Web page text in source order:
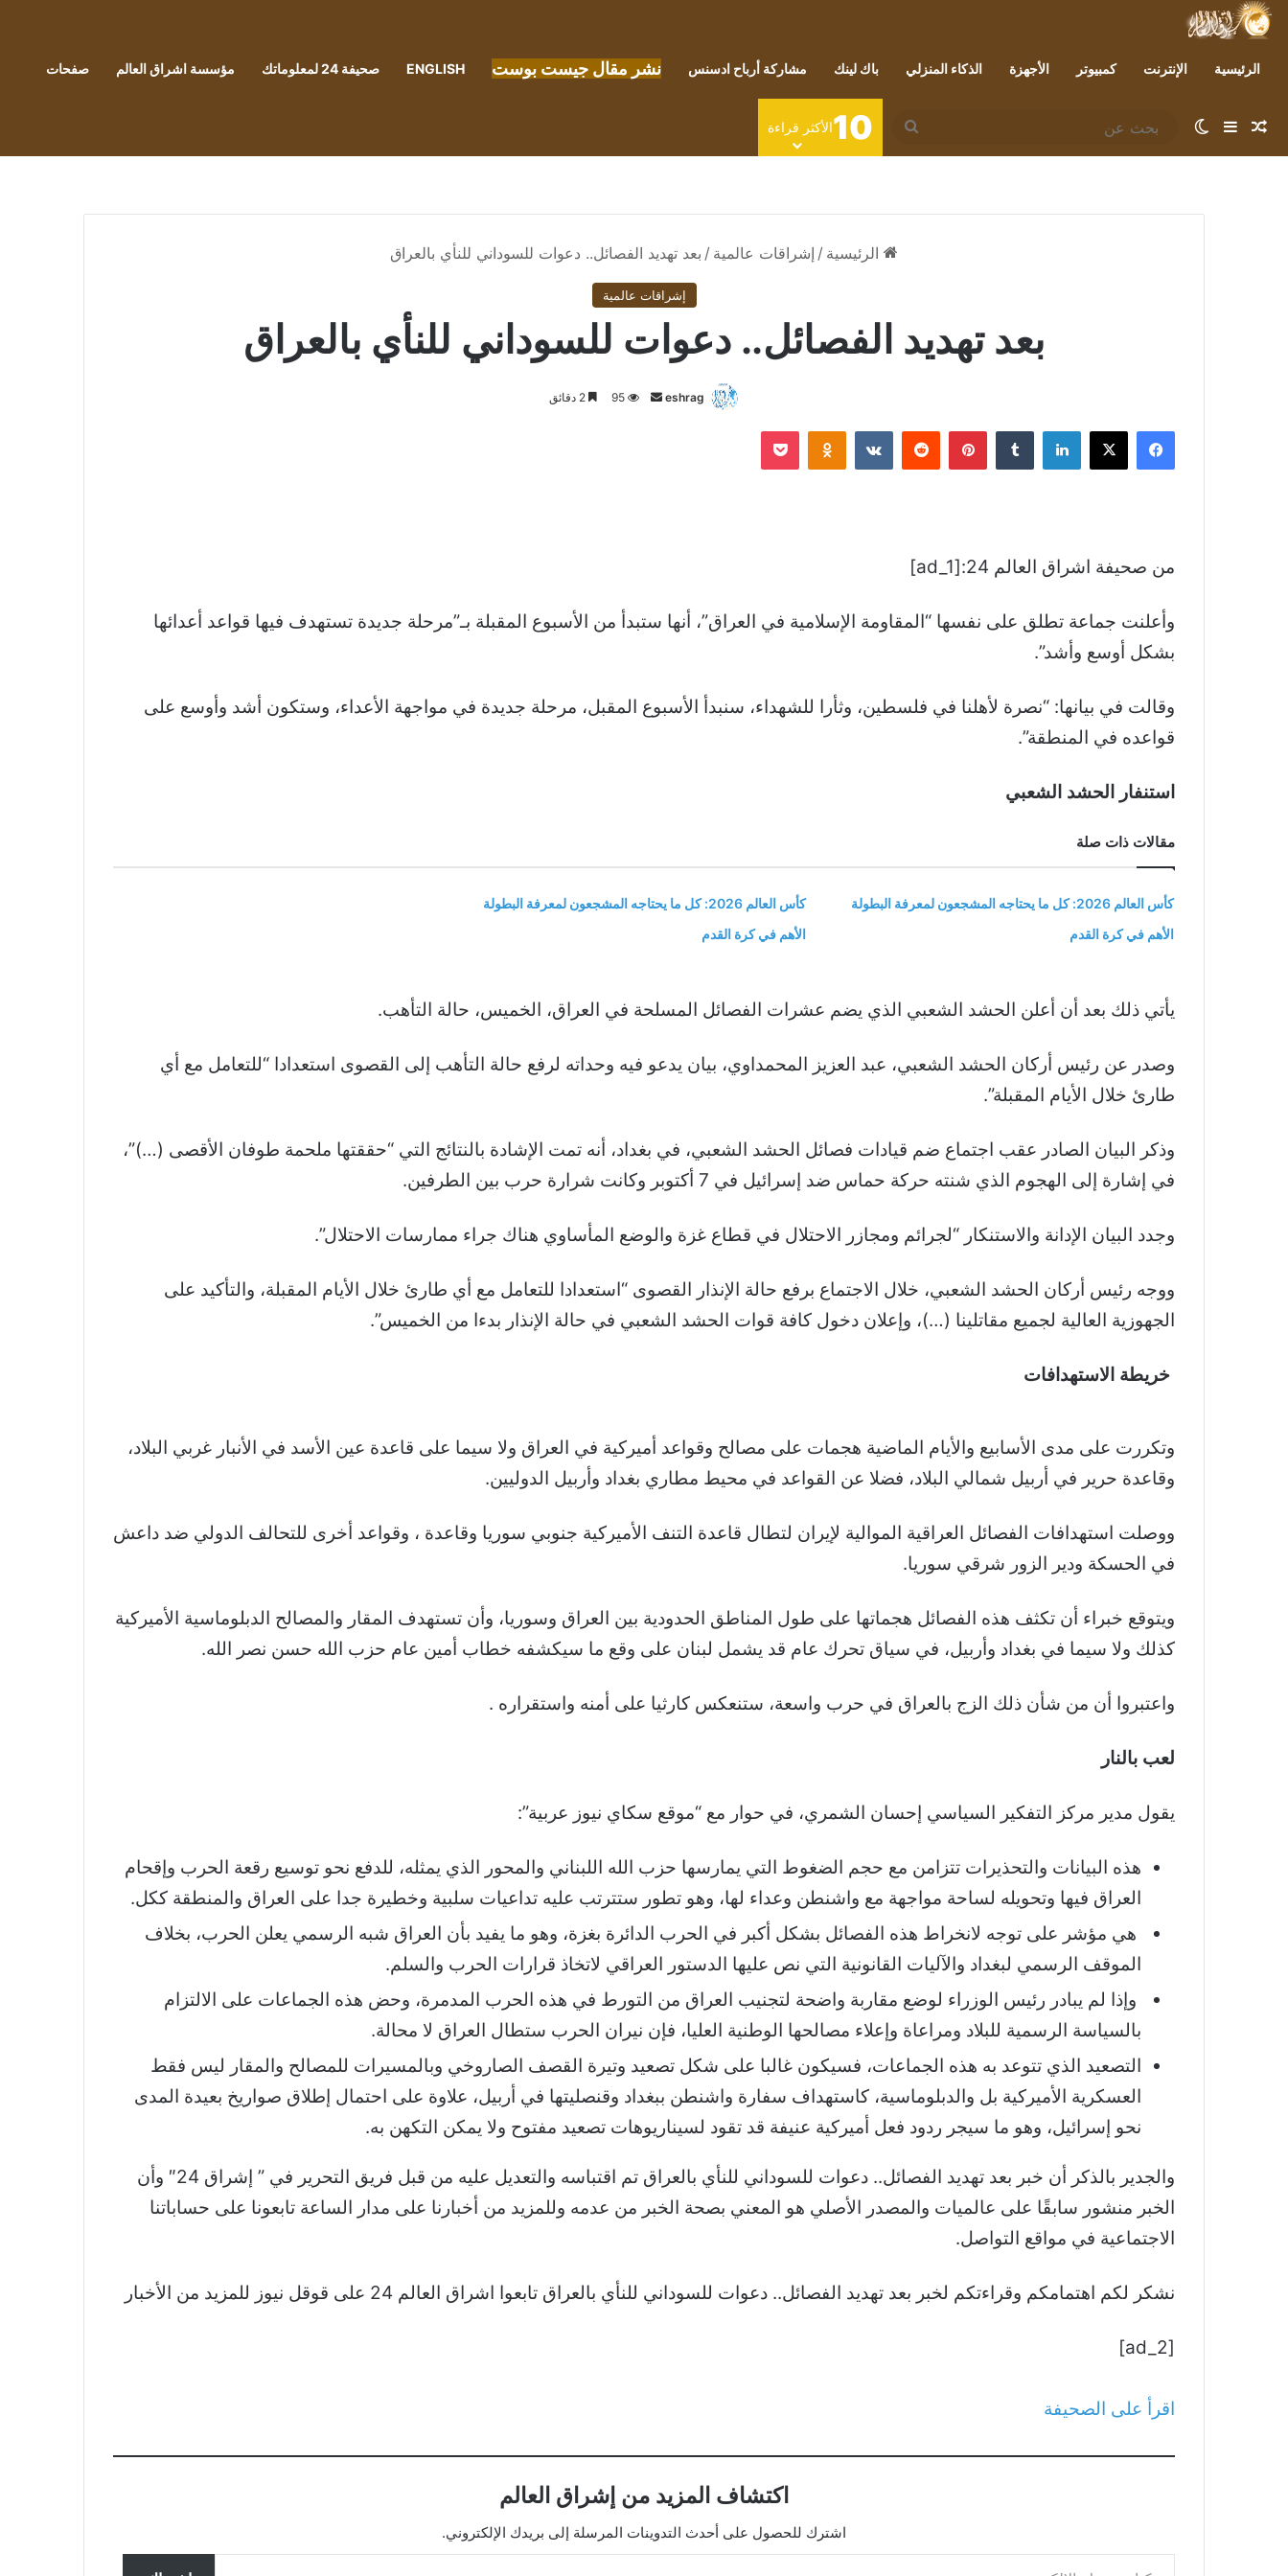
الرئيسية الإنترنت كمبيوتر الأجهزة الذكاء المنزلي باك لينك مشاركة أرباح ادسنس نشر مقال جيست بوست ENGLISH صحيفة 24 لمعلوماتك مؤسسة اشراق العالم صفحات
مقال عشوائي
إضافة عمود جانبي
الوضع المظلم
بحث
عن
10الأكثر قراءة
الرئيسية / إشراقات عالمية / بعد تهديد الفصائل.. دعوات للسوداني للنأي بالعراق
إشراقات عالمية
بعد تهديد الفصائل.. دعوات للسوداني للنأي بالعراق
eshrag
أرسل 95
فيسبوك
‫X لينكدإن بينتيريست Odnoklassniki
‫Pocket
من صحيفة اشراق العالم 24:[ad_1]
وأعلنت جماعة تطلق على نفسها “المقاومة الإسلامية في العراق”، أنها ستبدأ من الأسبوع المقبلة بـ”مرحلة جديدة تستهدف فيها قواعد أعدائها
بشكل أوسع وأشد”.
وقالت في بيانها: “نصرة لأهلنا في فلسطين، وثأرا للشهداء، سنبدأ الأسبوع المقبل، مرحلة جديدة في مواجهة الأعداء، وستكون أشد وأوسع على
قواعده في المنطقة”.
استنفار الحشد الشعبي
مقالات ذات صلة
كأس العالم 2026: كل ما يحتاجه المشجعون لمعرفة البطولة
الأهم في كرة القدم
كأس العالم 2026: كل ما يحتاجه المشجعون لمعرفة البطولة
الأهم في كرة القدم
يأتي ذلك بعد أن أعلن الحشد الشعبي الذي يضم عشرات الفصائل المسلحة في العراق، الخميس، حالة التأهب.
وصدر عن رئيس أركان الحشد الشعبي، عبد العزيز المحمداوي، بيان يدعو فيه وحداته لرفع حالة التأهب إلى القصوى استعدادا “للتعامل مع أي
طارئ خلال الأيام المقبلة”.
وذكر البيان الصادر عقب اجتماع ضم قيادات فصائل الحشد الشعبي، في بغداد، أنه تمت الإشادة بالنتائج التي “حققتها ملحمة طوفان الأقصى (…)”،
في إشارة إلى الهجوم الذي شنته حركة حماس ضد إسرائيل في 7 أكتوبر وكانت شرارة حرب بين الطرفين.
وجدد البيان الإدانة والاستنكار “لجرائم ومجازر الاحتلال في قطاع غزة والوضع المأساوي هناك جراء ممارسات الاحتلال”.
ووجه رئيس أركان الحشد الشعبي، خلال الاجتماع برفع حالة الإنذار القصوى “استعدادا للتعامل مع أي طارئ خلال الأيام المقبلة، والتأكيد على
الجهوزية العالية لجميع مقاتلينا (…)، وإعلان دخول كافة قوات الحشد الشعبي في حالة الإنذار بدءا من الخميس”.
خريطة الاستهدافات
وتكررت على مدى الأسابيع والأيام الماضية هجمات على مصالح وقواعد أميركية في العراق ولا سيما على قاعدة عين الأسد في الأنبار غربي البلاد،
وقاعدة حرير في أربيل شمالي البلاد، فضلا عن القواعد في محيط مطاري بغداد وأربيل الدوليين.
ووصلت استهدافات الفصائل العراقية الموالية لإيران لتطال قاعدة التنف الأميركية جنوبي سوريا وقاعدة ، وقواعد أخرى للتحالف الدولي ضد داعش
في الحسكة ودير الزور شرقي سوريا.
ويتوقع خبراء أن تكثف هذه الفصائل هجماتها على طول المناطق الحدودية بين العراق وسوريا، وأن تستهدف المقار والمصالح الدبلوماسية الأميركية
كذلك ولا سيما في بغداد وأربيل، في سياق تحرك عام قد يشمل لبنان على وقع ما سيكشفه خطاب أمين عام حزب الله حسن نصر الله.
واعتبروا أن من شأن ذلك الزج بالعراق في حرب واسعة، ستنعكس كارثيا على أمنه واستقراره .
لعب بالنار
يقول مدير مركز التفكير السياسي إحسان الشمري، في حوار مع “موقع سكاي نيوز عربية”:
هذه البيانات والتحذيرات تتزامن مع حجم الضغوط التي يمارسها حزب الله اللبناني والمحور الذي يمثله، للدفع نحو توسيع رقعة الحرب وإقحام
العراق فيها وتحويله لساحة مواجهة مع واشنطن وعداء لها، وهو تطور ستترتب عليه تداعيات سلبية وخطيرة جدا على العراق والمنطقة ككل.
هي مؤشر على توجه لانخراط هذه الفصائل بشكل أكبر في الحرب الدائرة بغزة، وهو ما يفيد بأن العراق شبه الرسمي يعلن الحرب، بخلاف
الموقف الرسمي لبغداد والآليات القانونية التي نص عليها الدستور العراقي لاتخاذ قرارات الحرب والسلم.
وإذا لم يبادر رئيس الوزراء لوضع مقاربة واضحة لتجنيب العراق من التورط في هذه الحرب المدمرة، وحض هذه الجماعات على الالتزام
بالسياسة الرسمية للبلاد ومراعاة وإعلاء مصالحها الوطنية العليا، فإن نيران الحرب ستطال العراق لا محالة.
التصعيد الذي تتوعد به هذه الجماعات، فسيكون غالبا على شكل تصعيد وتيرة القصف الصاروخي وبالمسيرات للمصالح والمقار ليس فقط
العسكرية الأميركية بل والدبلوماسية، كاستهداف سفارة واشنطن ببغداد وقنصليتها في أربيل، علاوة على احتمال إطلاق صواريخ بعيدة المدى
نحو إسرائيل، وهو ما سيجر ردود فعل أميركية عنيفة قد تقود لسيناريوهات تصعيد مفتوح ولا يمكن التكهن به.
والجدير بالذكر أن خبر بعد تهديد الفصائل.. دعوات للسوداني للنأي بالعراق تم اقتباسه والتعديل عليه من قبل فريق التحرير في ” إشراق 24″ وأن
الخبر منشور سابقًا على عالميات والمصدر الأصلي هو المعني بصحة الخبر من عدمه وللمزيد من أخبارنا على مدار الساعة تابعونا على حساباتنا
الاجتماعية في مواقع التواصل.
نشكر لكم اهتمامكم وقراءتكم لخبر بعد تهديد الفصائل.. دعوات للسوداني للنأي بالعراق تابعوا اشراق العالم 24 على قوقل نيوز للمزيد من الأخبار
[ad_2]
اقرأ على الصحيفة
اكتشاف المزيد من إشراق العالم
اشترك للحصول على أحدث التدوينات المرسلة إلى بريدك الإلكتروني.
كتابة بريدك الإلكتروني...